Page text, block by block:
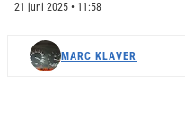
21 juni 2025 • 11:58
MARC KLAVER